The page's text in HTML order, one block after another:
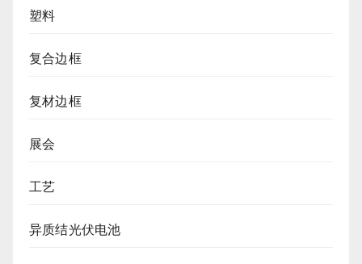
塑料
复合边框
复材边框
展会
工艺
异质结光伏电池